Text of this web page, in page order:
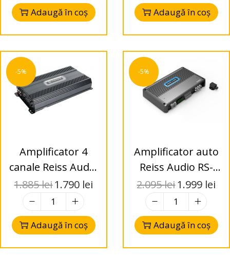
Adaugă în coș Adaugă în coș
-5%
Amplificator 4
canale Reiss Audio
RS-Z400.4D
4x400W RMS Class
D
1.885lei1.790 lei
Adaugă în coș
-5%
Amplificator auto
Reiss Audio RS-
SD200.6D, 6
canale, 6x200W
RMS, Class D, Full
Range
2.095lei1.999 lei
Adaugă în coș